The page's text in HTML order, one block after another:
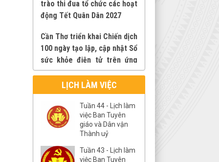
động Tết Quân Dân 2027
100 ngày tạo lập, cập nhật Sổ
sức khỏe điện tử trên ứng
dụng VNeID
Phát động phong trào thi
đua “Ba nhất: Kỷ luật nhất -
Trung thành nhất - Gần dân
nhất” trên địa bàn thành phố
Cần Thơ
Cần Thơ triển khai Chiến dịch
LỊCH LÀM VIỆC
Tuần 44 - Lịch làm
việc Ban Tuyên
giáo và Dân vận
Thành uỷ
Tuần 43 - Lịch làm
việc Ban Tuyên